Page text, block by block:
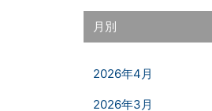
月別
2026年4月
2026年3月